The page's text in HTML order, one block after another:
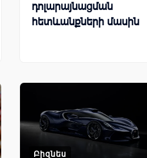
դոլարայնացման
հետևանքների մասին
Բիզնես